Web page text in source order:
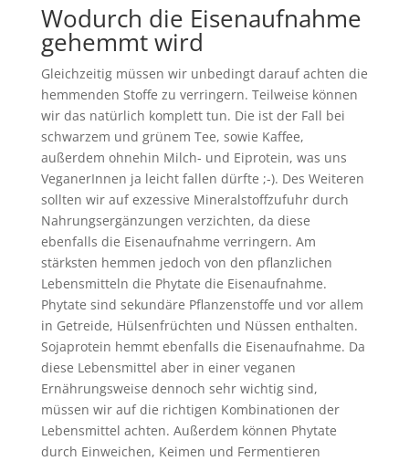
Wodurch die Eisenaufnahme
gehemmt wird
Gleichzeitig müssen wir unbedingt darauf achten die
hemmenden Stoffe zu verringern. Teilweise können
wir das natürlich komplett tun. Die ist der Fall bei
schwarzem und grünem Tee, sowie Kaffee,
außerdem ohnehin Milch- und Eiprotein, was uns
VeganerInnen ja leicht fallen dürfte ;-). Des Weiteren
sollten wir auf exzessive Mineralstoffzufuhr durch
Nahrungsergänzungen verzichten, da diese
ebenfalls die Eisenaufnahme verringern. Am
stärksten hemmen jedoch von den pflanzlichen
Lebensmitteln die Phytate die Eisenaufnahme.
Phytate sind sekundäre Pflanzenstoffe und vor allem
in Getreide, Hülsenfrüchten und Nüssen enthalten.
Sojaprotein hemmt ebenfalls die Eisenaufnahme. Da
diese Lebensmittel aber in einer veganen
Ernährungsweise dennoch sehr wichtig sind,
müssen wir auf die richtigen Kombinationen der
Lebensmittel achten. Außerdem können Phytate
durch Einweichen, Keimen und Fermentieren